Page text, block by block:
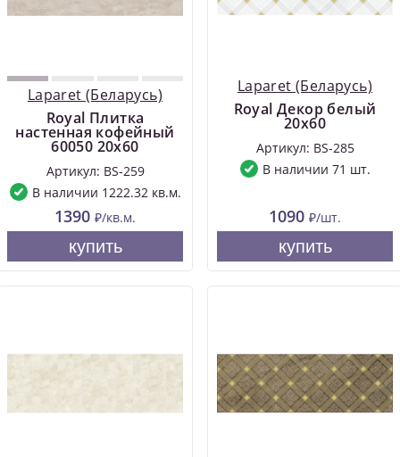
Laparet (Беларусь)
Royal Плитка
настенная кофейный
60050 20х60
Артикул: BS-259
В наличии 1222.32 кв.м.
1390 ₽/кв.м.
купить
Laparet (Беларусь)
Royal Декор белый
20х60
Артикул: BS-285
В наличии 71 шт.
1090 ₽/шт.
купить